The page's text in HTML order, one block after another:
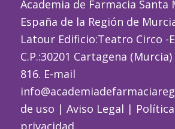
Academia de Farmacia Santa
España de la Región de
Latour Edificio:Teatro Circo -
C.P.:30201 Cartagena
816. E-mail
de uso | Aviso Legal |
privacidad